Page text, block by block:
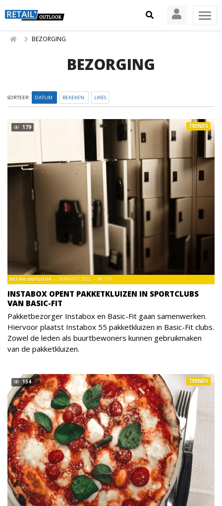
BEZORGING
BEZORGING
SORTEER: DATUM BEKEKEN LIKES
179
INSTABOX OPENT PAKKETKLUIZEN IN SPORTCLUBS
VAN BASIC-FIT
RETAIL OUTLOOK 24 MAART 2022 179
TRENDS
Pakketbezorger Instabox en Basic-Fit gaan samenwerken.
Hiervoor plaatst Instabox 55 pakketkluizen in Basic-Fit clubs.
Zowel de leden als buurtbewoners kunnen gebruikmaken
van de pakketkluizen.
154 TRENDS